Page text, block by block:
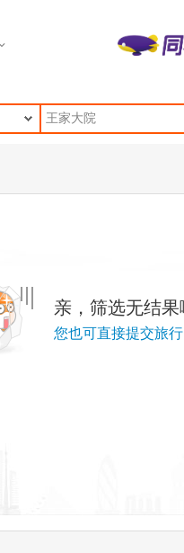
亲，筛选无结果
您也可直接提交旅